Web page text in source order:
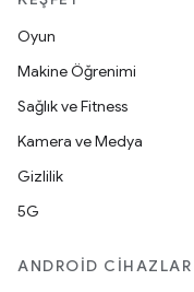
Oyun
Makine Öğrenimi
Sağlık ve Fitness
Kamera ve Medya
Gizlilik
5G
ANDROID CIHAZLAR